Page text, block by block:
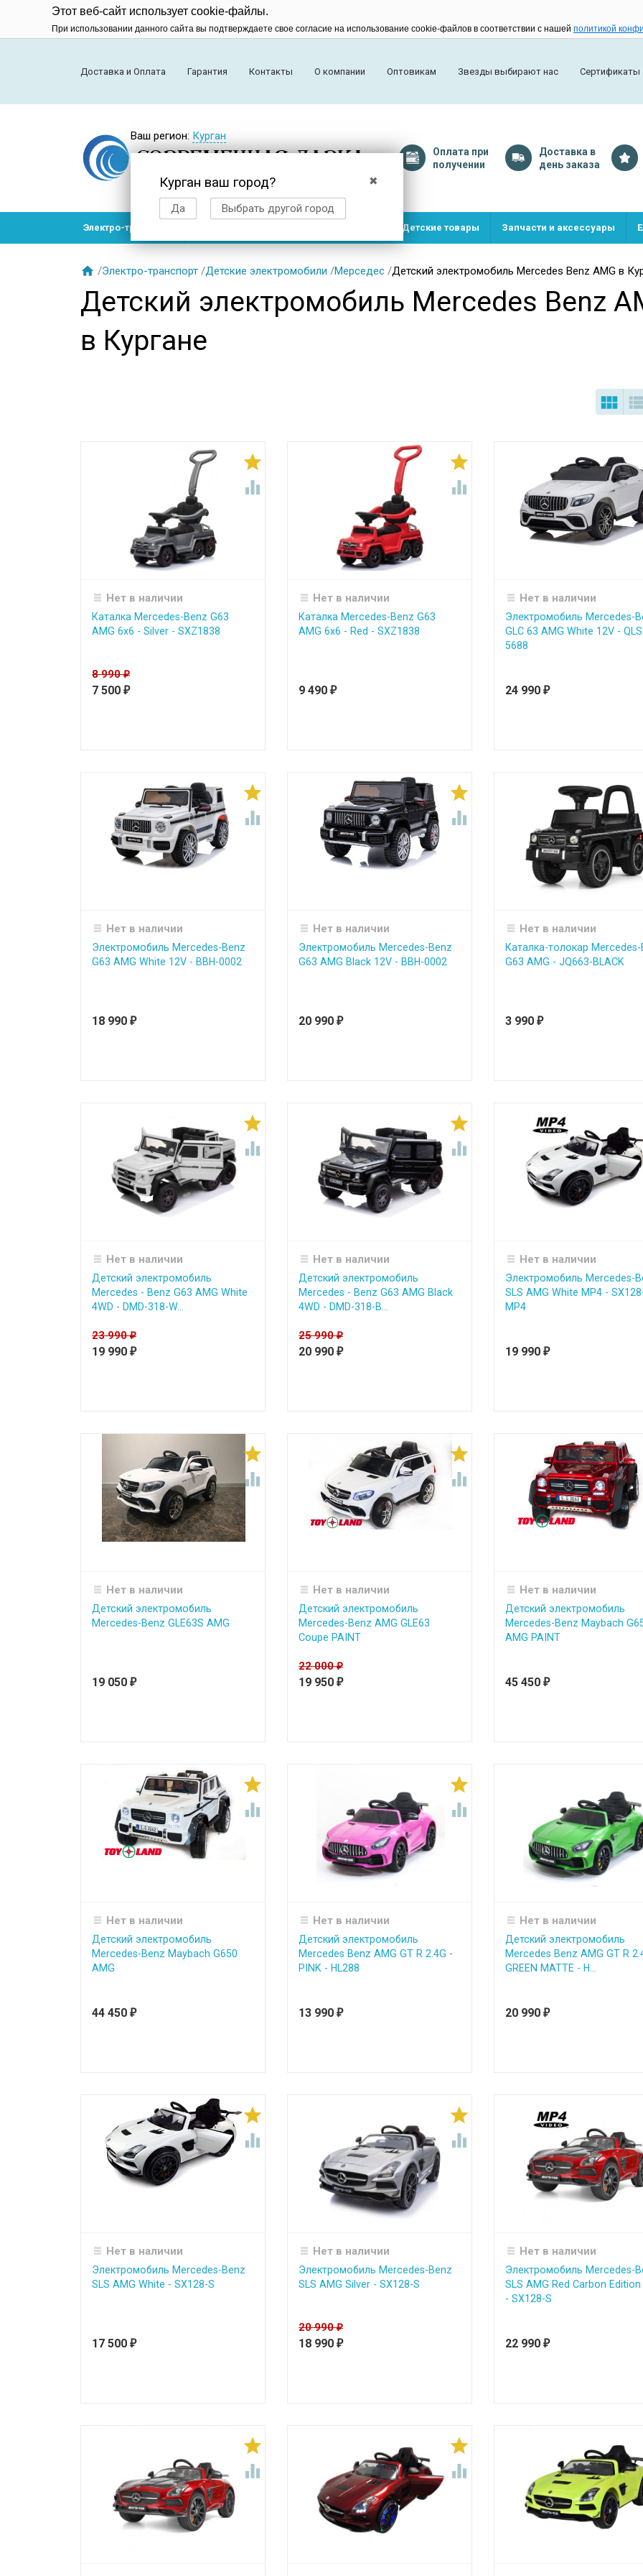
Этот веб-сайт использует cookie-файлы.
При использовании данного сайта вы подтверждаете свое согласие на использование cookie-файлов в соответствии с нашей политикой
Доставка и Оплата Гарантия Контакты О компании Оптовикам Звезды выбирают нас Сертификаты
Ваш регион: Курган
✖
Курган ваш город?
Да Выбрать другой город
Оплата при
получении
Доставка в
день заказа
Электро-транспорт Детские товары Запчасти и аксессуары
 /Электро-транспорт /Детские электромобили /Мерседес /Детский электромобиль Mercedes Benz AMG в
Детский электромобиль Mercedes Benz
в Кургане



Нет в наличии
Каталка Mercedes-Benz G63
AMG 6x6 - Silver - SXZ1838
8 990₽
7 500₽


Нет в наличии
Каталка Mercedes-Benz G63
AMG 6x6 - Red - SXZ1838
9 490₽
Нет в наличии
Электромобиль Mercedes-
GLC 63 AMG White 12V -
5688
24 990₽


Нет в наличии
Электромобиль Mercedes-Benz
G63 AMG White 12V - BBH-0002
18 990₽


Нет в наличии
Электромобиль Mercedes-Benz
G63 AMG Black 12V - BBH-0002
20 990₽
Нет в наличии
Каталка-толокар Mercedes-
G63 AMG - JQ663-BLACK
3 990₽


Нет в наличии
Детский электромобиль
Mercedes - Benz G63 AMG White
4WD - DMD-318-W...
23 990₽
19 990₽


Нет в наличии
Детский электромобиль
Mercedes - Benz G63 AMG Black
4WD - DMD-318-B...
25 990₽
20 990₽
Нет в наличии
Электромобиль Mercedes-
SLS AMG White MP4 -
MP4
19 990₽


Нет в наличии
Детский электромобиль
Mercedes-Benz GLE63S AMG
19 050₽


Нет в наличии
Детский электромобиль
Mercedes-Benz AMG GLE63
Coupe PAINT
22 000₽
19 950₽
Нет в наличии
Детский электромобиль
Mercedes-Benz Maybach
AMG PAINT
45 450₽


Нет в наличии
Детский электромобиль
Mercedes-Benz Maybach G650
AMG
44 450₽


Нет в наличии
Детский электромобиль
Mercedes Benz AMG GT R 2.4G -
PINK - HL288
13 990₽
Нет в наличии
Детский электромобиль
Mercedes Benz AMG GT R
GREEN MATTE - H...
20 990₽


Нет в наличии
Электромобиль Mercedes-Benz
SLS AMG White - SX128-S
17 500₽


Нет в наличии
Электромобиль Mercedes-Benz
SLS AMG Silver - SX128-S
20 990₽
18 990₽
Нет в наличии
Электромобиль Mercedes-
SLS AMG Red Carbon
- SX128-S
22 990₽



